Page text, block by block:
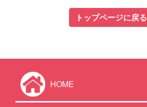
トップページに戻る
HOME